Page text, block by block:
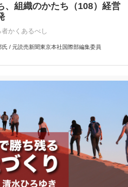
、組織のかたち（108）経営
かくあるべし
氏 / 元読売新聞東京本社国際部編集委員